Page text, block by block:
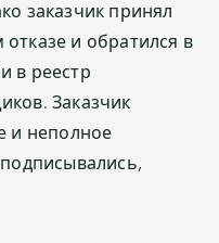
заказчик принял
и обратился в
в реестр
Заказчик
и неполное